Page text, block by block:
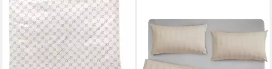
lieferbar - in 5-6 Werktagen bei dir
+1